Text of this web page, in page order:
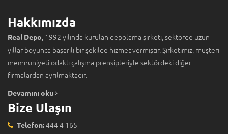
Hakkımızda
Real Depo, 1992 yılında kurulan depolama şirketi, sektörde uzun
yıllar boyunca başarılı bir şekilde hizmet vermiştir. Şirketimiz, müşteri
memnuniyeti odaklı çalışma prensipleriyle sektördeki diğer
firmalardan ayrılmaktadır.
Devamını oku
Bize Ulaşın
Telefon:444 4 165